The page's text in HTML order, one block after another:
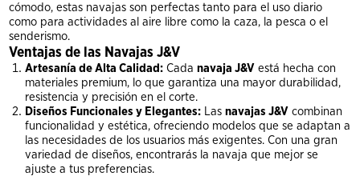
cómodo, estas navajas son perfectas tanto para el uso diario
como para actividades al aire libre como la caza, la pesca o el
senderismo.
Ventajas de las Navajas J&V
Artesanía de Alta Calidad: Cadanavaja J&V está hecha con
materiales premium, lo que garantiza una mayor durabilidad,
resistencia y precisión en el corte.
Diseños Funcionales y Elegantes: Lasnavajas J&V combinan
funcionalidad y estética, ofreciendo modelos que se adaptan a
las necesidades de los usuarios más exigentes. Con una gran
variedad de diseños, encontrarás la navaja que mejor se
ajuste a tus preferencias.